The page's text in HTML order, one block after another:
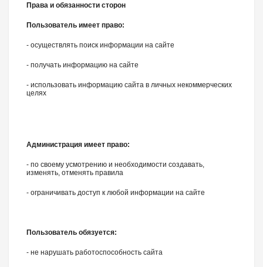
Права и обязанности сторон
Пользователь имеет право:
- осуществлять поиск информации на сайте
- получать информацию на сайте
- использовать информацию сайта в личных некоммерческих
целях
Администрация имеет право:
- по своему усмотрению и необходимости создавать,
изменять, отменять правила
- ограничивать доступ к любой информации на сайте
Пользователь обязуется:
- не нарушать работоспособность сайта